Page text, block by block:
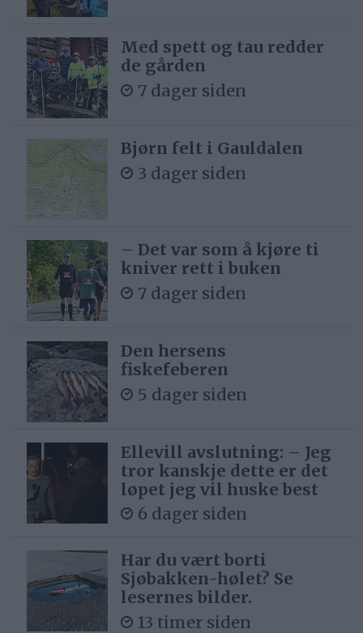
Med spett og tau redder
de gården
7 dager siden
Bjørn felt i Gauldalen
3 dager siden
– Det var som å kjøre ti
kniver rett i buken
7 dager siden
Den hersens
fiskefeberen
5 dager siden
Ellevill avslutning: – Jeg
tror kanskje dette er det
løpet jeg vil huske best
6 dager siden
Har du vært borti
Sjøbakken-hølet? Se
lesernes bilder.
13 timer siden